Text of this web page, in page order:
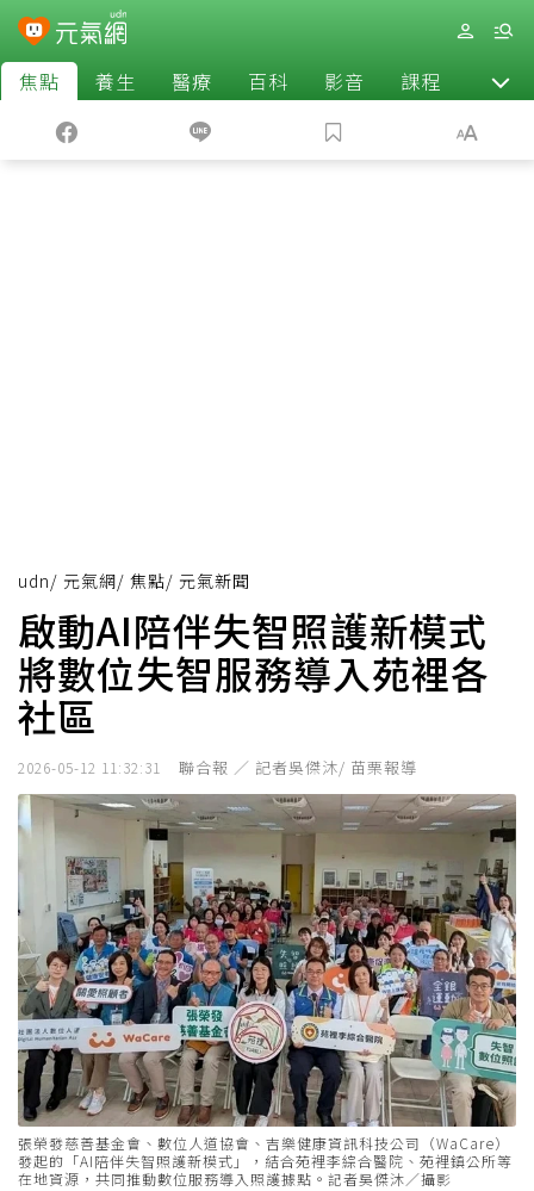
焦點 養生 醫療 百科 影音 課程 退休
udn/ 元氣網/ 焦點/ 元氣新聞
啟動AI陪伴失智照護新模式
將數位失智服務導入苑裡各
社區
2026-05-12 11:32:31 聯合報 ／ 記者吳傑沐/ 苗栗報導
張榮發慈善基金會、數位人道協會、吉樂健康資訊科技公司（WaCare）
發起的「AI陪伴失智照護新模式」，結合苑裡李綜合醫院、苑裡鎮公所等
在地資源，共同推動數位服務導入照護據點。記者吳傑沐／攝影